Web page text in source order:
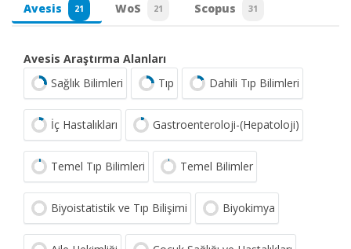
Avesis 21 WoS 21 Scopus 31
Avesis Araştırma Alanları
Sağlık Bilimleri
Tıp Dahili Tıp Bilimleri
İç Hastalıkları Gastroenteroloji-(Hepatoloji)
Temel Tıp Bilimleri Temel Bilimler
Biyoistatistik ve Tıp Bilişimi Biyokimya